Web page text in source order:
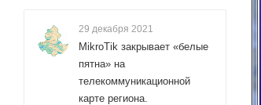
29 декабря 2021
MikroTik закрывает «белые
пятна» на
телекоммуникационной
карте региона.